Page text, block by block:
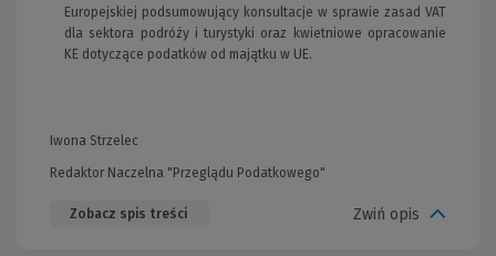
Europejskiej podsumowujący konsultacje w sprawie zasad VAT
dla sektora podróży i turystyki oraz kwietniowe opracowanie
KE dotyczące podatków od majątku w UE.
Iwona Strzelec
Redaktor Naczelna "Przeglądu Podatkowego"
Zobacz spis treści Zwiń opis